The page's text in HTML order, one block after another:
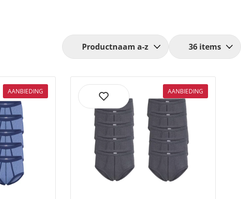
AANBIEDING AANBIEDING